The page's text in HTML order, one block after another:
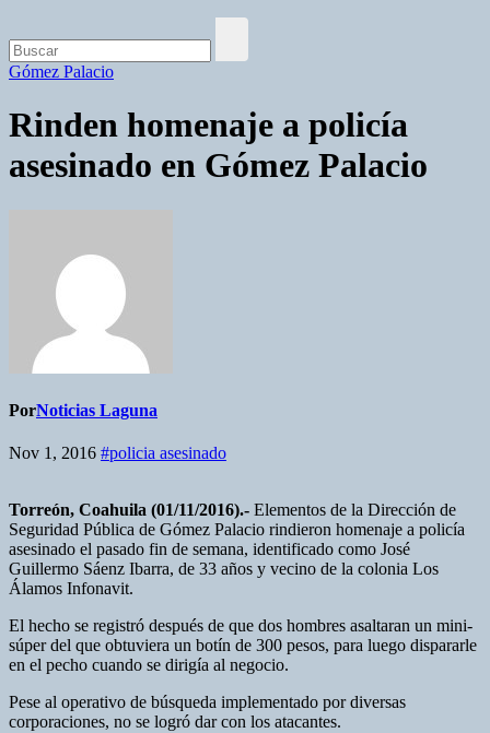
Gómez Palacio
Rinden homenaje a policía
asesinado en Gómez Palacio
PorNoticias Laguna
Nov 1, 2016 #policia asesinado
Torreón, Coahuila (01/11/2016).- Elementos de la Dirección de
Seguridad Pública de Gómez Palacio rindieron homenaje a policía
asesinado el pasado fin de semana, identificado como José
Guillermo Sáenz Ibarra, de 33 años y vecino de la colonia Los
Álamos Infonavit.
El hecho se registró después de que dos hombres asaltaran un mini-
súper del que obtuviera un botín de 300 pesos, para luego dispararle
en el pecho cuando se dirigía al negocio.
Pese al operativo de búsqueda implementado por diversas
corporaciones, no se logró dar con los atacantes.